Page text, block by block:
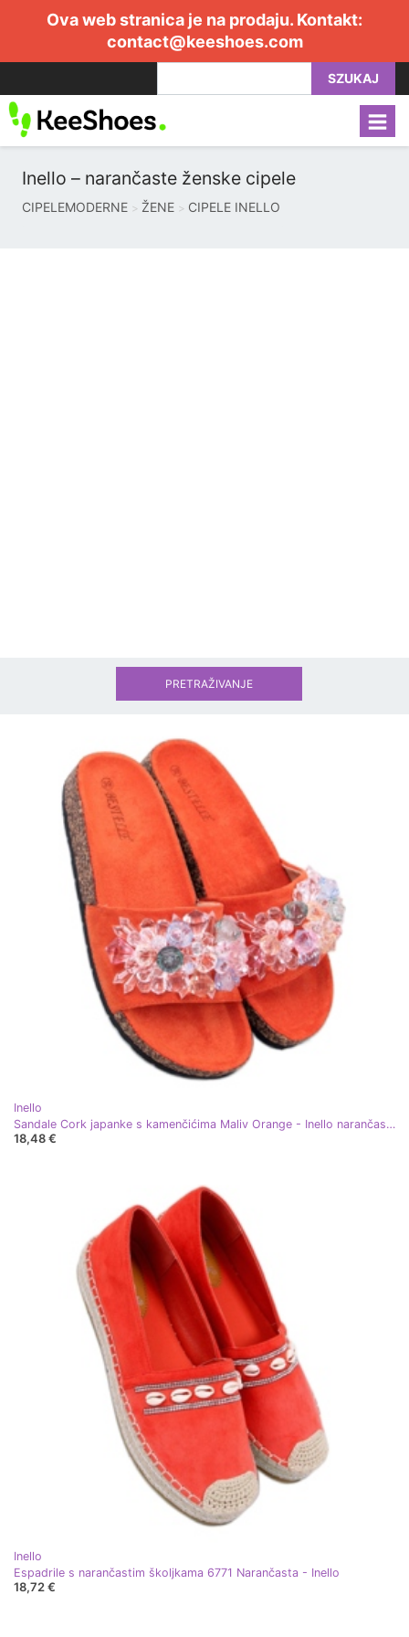
Ova web stranica je na prodaju. Kontakt:
contact@keeshoes.com
SZUKAJ
Inello – narančaste ženske cipele
CIPELEMODERNE ŽENE CIPELE INELLO
Inello
Sandale Cork japanke s kamenčićima Maliv Orange - Inello narančasta
18,48 €
Inello
Espadrile s narančastim školjkama 6771 Narančasta - Inello
18,72 €
PRETRAŽIVANJE